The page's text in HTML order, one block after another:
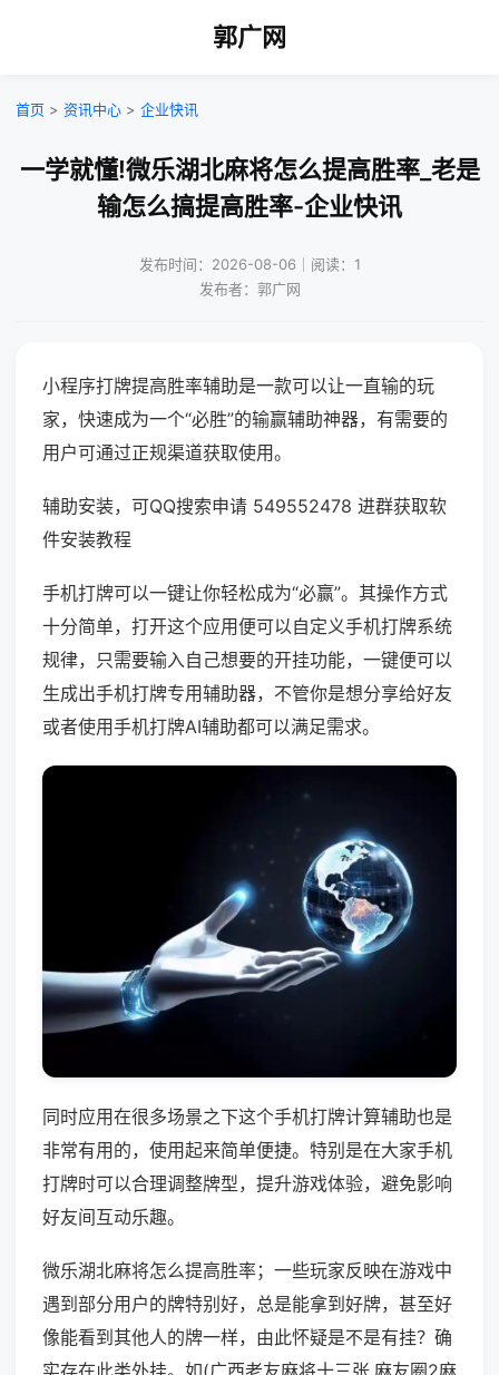
郭广网
首页 > 资讯中心 > 企业快讯
一学就懂!微乐湖北麻将怎么提高胜率_老是
输怎么搞提高胜率-企业快讯
发布时间：2026-08-06｜阅读：1
发布者：郭广网
小程序打牌提高胜率辅助是一款可以让一直输的玩
家，快速成为一个“必胜”的输赢辅助神器，有需要的
用户可通过正规渠道获取使用。
辅助安装，可QQ搜索申请 549552478 进群获取软
件安装教程
手机打牌可以一键让你轻松成为“必赢”。其操作方式
十分简单，打开这个应用便可以自定义手机打牌系统
规律，只需要输入自己想要的开挂功能，一键便可以
生成出手机打牌专用辅助器，不管你是想分享给好友
或者使用手机打牌AI辅助都可以满足需求。
同时应用在很多场景之下这个手机打牌计算辅助也是
非常有用的，使用起来简单便捷。特别是在大家手机
打牌时可以合理调整牌型，提升游戏体验，避免影响
好友间互动乐趣。
微乐湖北麻将怎么提高胜率；一些玩家反映在游戏中
遇到部分用户的牌特别好，总是能拿到好牌，甚至好
像能看到其他人的牌一样，由此怀疑是不是有挂？确